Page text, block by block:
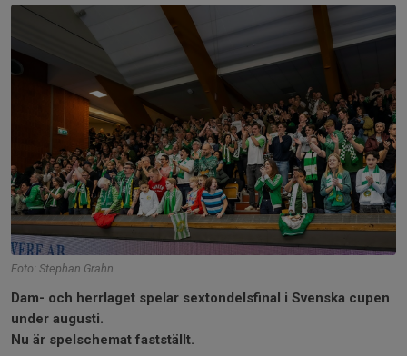
Foto: Stephan Grahn.
Dam- och herrlaget spelar sextondelsfinal i Svenska cupen
under augusti.
Nu är spelschemat fastställt.